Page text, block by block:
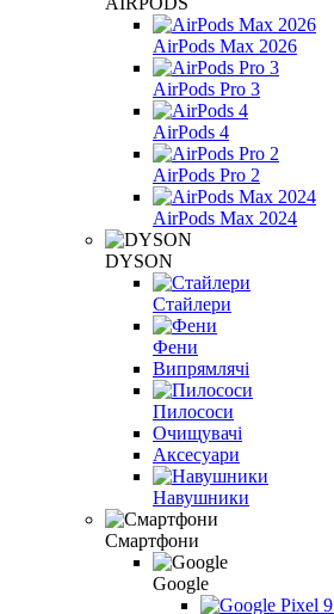
AirPods Max 2026
AirPods Pro 3
AirPods 4
AirPods Pro 2
AirPods Max 2024
DYSON
Стайлери
Фени
Випрямлячі
Пилососи
Очищувачі
Аксесуари
Навушники
Смартфони
Google